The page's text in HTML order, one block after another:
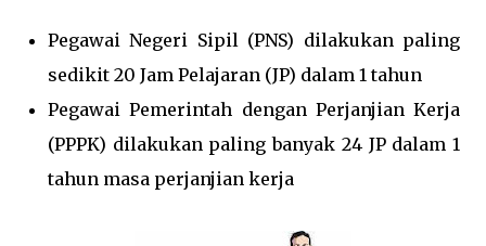
Pegawai Negeri Sipil (PNS) dilakukan paling
sedikit 20 Jam Pelajaran (JP) dalam 1 tahun
Pegawai Pemerintah dengan Perjanjian Kerja
(PPPK) dilakukan paling banyak 24 JP dalam 1
tahun masa perjanjian kerja